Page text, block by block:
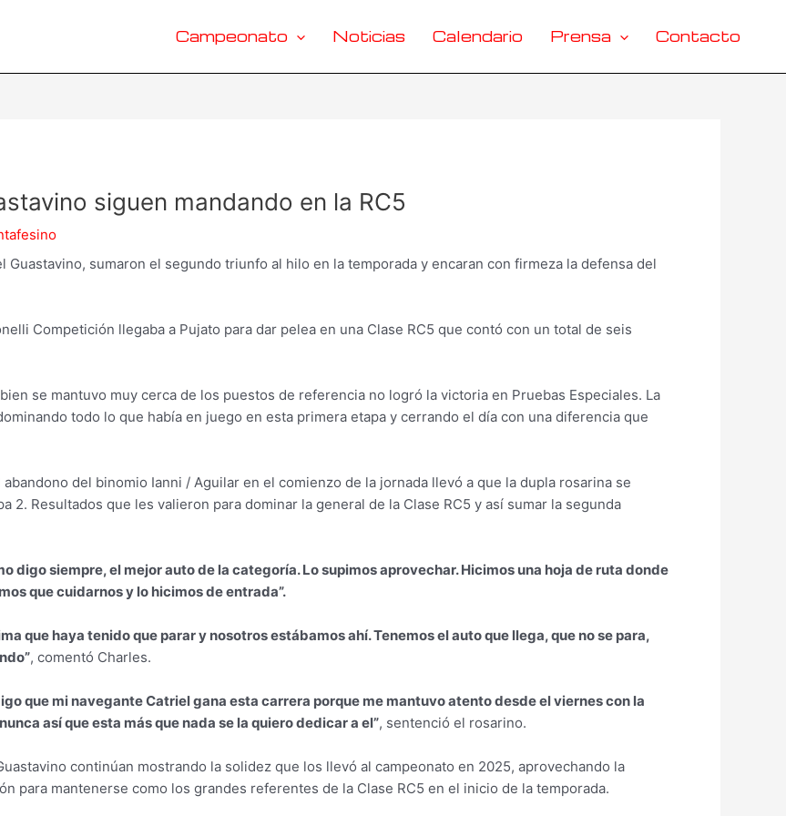
Campeonato Noticias Calendario Prensa Contacto
siguen mandando en la RC5
Guastavino, sumaron el segundo triunfo al hilo en la temporada y encaran con firmeza la defensa del
Competición llegaba a Pujato para dar pelea en una Clase RC5 que contó con un total de seis
se mantuvo muy cerca de los puestos de referencia no logró la victoria en Pruebas Especiales. La
todo lo que había en juego en esta primera etapa y cerrando el día con una diferencia que
del binomio Ianni / Aguilar en el comienzo de la jornada llevó a que la dupla rosarina se
2. Resultados que les valieron para dominar la general de la Clase RC5 y así sumar la segunda
digo siempre, el mejor auto de la categoría. Lo supimos aprovechar. Hicimos una hoja de ruta donde
que cuidarnos y lo hicimos de entrada”.
que haya tenido que parar y nosotros estábamos ahí. Tenemos el auto que llega, que no se para,
, comentó Charles.
que mi navegante Catriel gana esta carrera porque me mantuvo atento desde el viernes con la
así que esta más que nada se la quiero dedicar a el”, sentenció el rosarino.
continúan mostrando la solidez que los llevó al campeonato en 2025, aprovechando la
para mantenerse como los grandes referentes de la Clase RC5 en el inicio de la temporada.